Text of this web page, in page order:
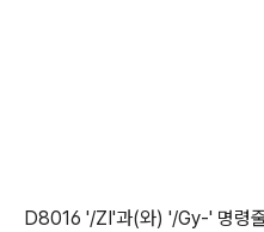
D8016 '/ZI'과(와) '/Gy-' 명령